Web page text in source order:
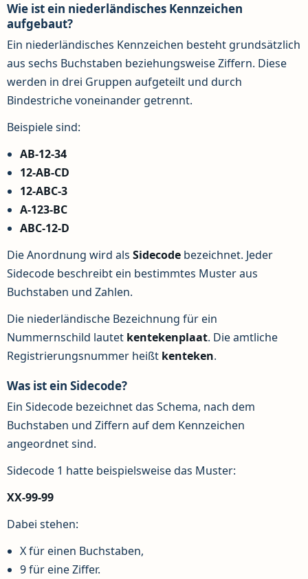
Wie ist ein niederländisches Kennzeichen
aufgebaut?
Ein niederländisches Kennzeichen besteht grundsätzlich
aus sechs Buchstaben beziehungsweise Ziffern. Diese
werden in drei Gruppen aufgeteilt und durch
Bindestriche voneinander getrennt.
Beispiele sind:
AB-12-34
12-AB-CD
12-ABC-3
A-123-BC
ABC-12-D
Die Anordnung wird als Sidecode bezeichnet. Jeder
Sidecode beschreibt ein bestimmtes Muster aus
Buchstaben und Zahlen.
Die niederländische Bezeichnung für ein
Nummernschild lautet kentekenplaat. Die amtliche
Registrierungsnummer heißt kenteken.
Was ist ein Sidecode?
Ein Sidecode bezeichnet das Schema, nach dem
Buchstaben und Ziffern auf dem Kennzeichen
angeordnet sind.
Sidecode 1 hatte beispielsweise das Muster:
XX-99-99
Dabei stehen:
X für einen Buchstaben,
9 für eine Ziffer.